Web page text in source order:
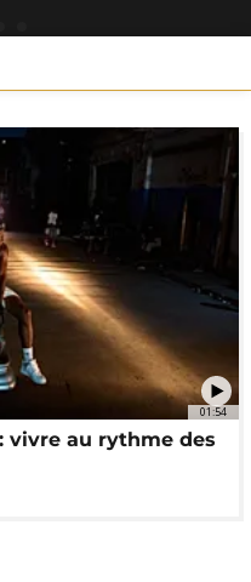
01:54
vivre au rythme des